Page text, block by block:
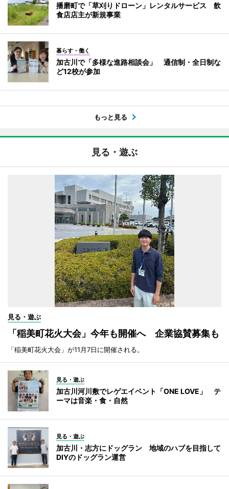
播磨町で「草刈りドローン」レンタルサービス 飲
食店店主が新規事業
暮らす・働く
加古川で「多様な進路相談会」 通信制・全日制な
ど12校が参加
もっと見る
見る・遊ぶ
見る・遊ぶ
「稲美町花火大会」今年も開催へ 企業協賛募集も
「稲美町花火大会」が11月7日に開催される。
見る・遊ぶ
加古川河川敷でレゲエイベント「ONE LOVE」 テ
ーマは音楽・食・自然
見る・遊ぶ
加古川・志方にドッグラン 地域のハブを目指して
DIYのドッグラン運営